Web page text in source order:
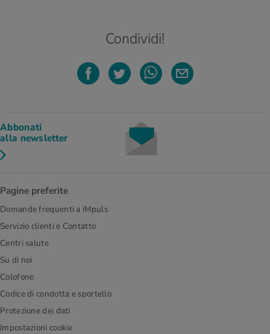
Condividi!
Abbonati
alla newsletter
Pagine preferite
Domande frequenti a iMpuls
Servizio clienti e Contatto
Centri salute
Su di noi
Colofone
Codice di condotta e sportello
Protezione dei dati
Impostazioni cookie